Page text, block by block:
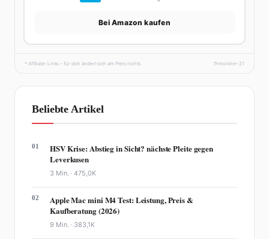
Bei Amazon kaufen
* Affiliate-Links – für dich ändert sich am Preis nichts. fhmonline-21
Beliebte Artikel
01
HSV Krise: Abstieg in Sicht? nächste Pleite gegen
Leverkusen
3 Min. ·475,0K
02
Apple Mac mini M4 Test: Leistung, Preis &
Kaufberatung (2026)
9 Min. · 383,1K